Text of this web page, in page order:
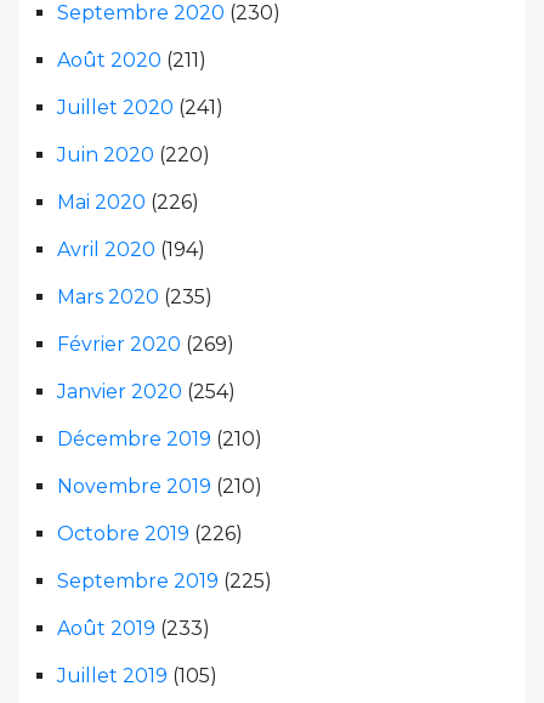
Septembre 2020 (230)
Août 2020 (211)
Juillet 2020 (241)
Juin 2020 (220)
Mai 2020 (226)
Avril 2020 (194)
Mars 2020 (235)
Février 2020 (269)
Janvier 2020 (254)
Décembre 2019 (210)
Novembre 2019 (210)
Octobre 2019 (226)
Septembre 2019 (225)
Août 2019 (233)
Juillet 2019 (105)